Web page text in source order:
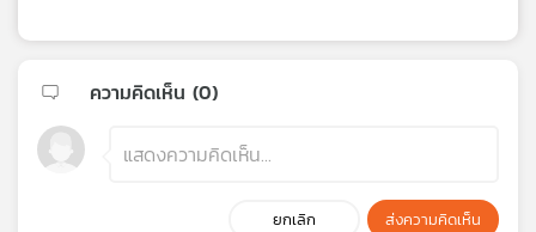
ความคิดเห็น (0)
ยกเลิก ส่งความคิดเห็น